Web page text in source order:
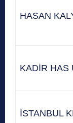
HASAN
KADİR HAS
İSTANBUL